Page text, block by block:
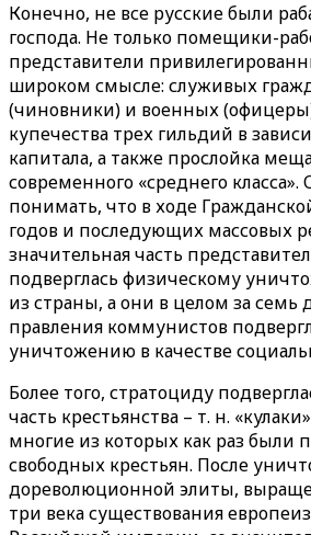
Конечно, не все русские были
господа. Не только помещики-
представители
широком смысле: служивых
(чиновники) и военных
купечества трех гильдий в
капитала, а также прослойка
современного «среднего
понимать, что в ходе
годов и последующих массовых
значительная часть
подверглась физическому
из страны, а они в целом за семь
правления коммунистов
уничтожению в качестве
Более того, стратоциду
часть крестьянства – т. н.
многие из которых как раз были
свободных крестьян. После
дореволюционной элиты,
три века существования